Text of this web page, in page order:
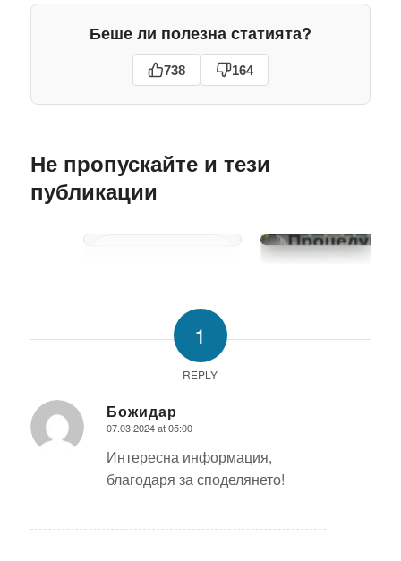
Беше ли полезна статията?
738 164
Не пропускайте и тези
публикации
Издръжката
на
ненавършило
пълнолетие
Задължения
и правила
Процедура,
срокове и
1
REPLY
Божидар
says:
07.03.2024 at 05:00
Интересна информация,
благодаря за споделянето!